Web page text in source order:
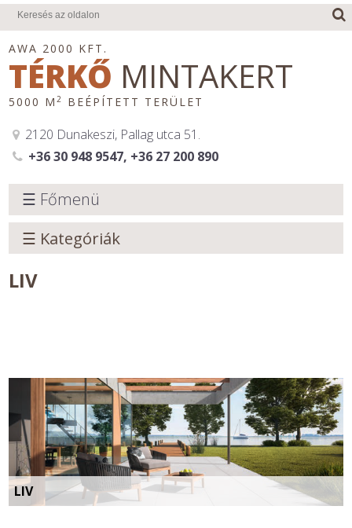
AWA 2000 KFT.
TÉRKŐ MINTAKERT
5000 M2 BEÉPÍTETT TERÜLET
2120 Dunakeszi, Pallag utca 51.
+36 30 948 9547, +36 27 200 890
☰ Főmenü
☰ Kategóriák
LIV
LIV